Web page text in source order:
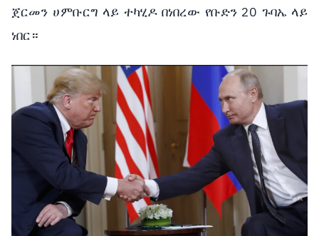
ጀርመን ሀምቡርግ ላይ ተካሂዶ በነበረው የቡድን 20 ጉባኤ ላይ
ነበር።